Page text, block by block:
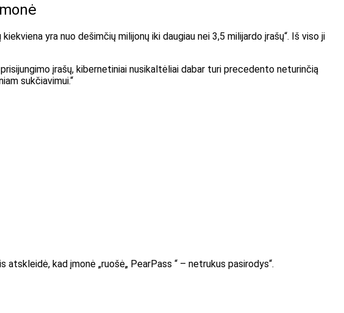
yra nuo dešimčių milijonų iki daugiau nei 3,5 milijardo įrašų“. Iš viso ji
įrašų, kibernetiniai nusikaltėliai dabar turi precedento neturinčią
sukčiavimui.“
atskleidė, kad įmonė „ruošė„ PearPass “ – netrukus pasirodys“.